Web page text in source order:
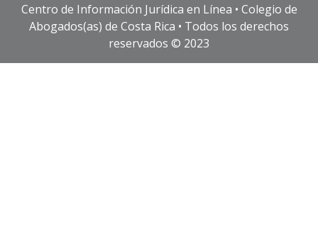
Centro de Información Jurídica en Línea • Colegio de
Abogados(as) de Costa Rica • Todos los derechos
reservados © 2023